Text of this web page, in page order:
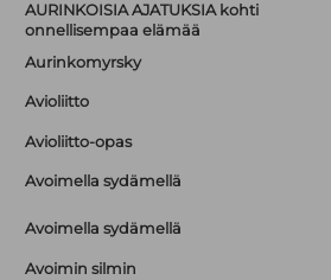
AURINKOISIA AJATUKSIA kohti
onnellisempaa elämää
Aurinkomyrsky
Avioliitto
Avioliitto-opas
Avoimella sydämellä
Avoimella sydämellä
Avoimin silmin